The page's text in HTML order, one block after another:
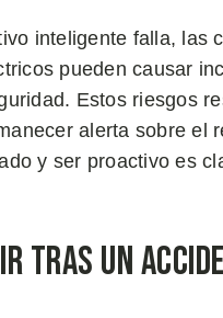
inteligente falla, las
pueden causar
Estos riesgos
alerta sobre el
y ser proactivo es
Tras un